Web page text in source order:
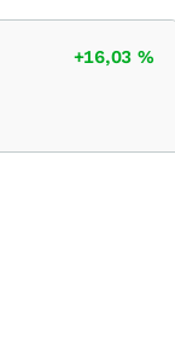
+16,03 %